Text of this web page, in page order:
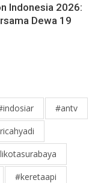
Indonesia 2026:
Dewa 19
#antv
#keretaapi